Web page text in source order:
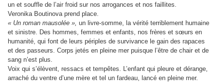
un et souffle de l’air froid sur nos arrogances et nos faillites.
Veronika Boutinova prend place.
« Un roman mausolée », un livre-somme, la vérité terriblement humaine
et sinistre. Des hommes, femmes et enfants, nos frères et sœurs en
humanité, qui font de leurs périples de survivance le gain des rapaces
et des passeurs. Corps jetés en pleine mer puisque l’être de chair et de
sang n’est plus.
Voix qui s’élèvent, ressacs et tempêtes. L’enfant qui pleure et dérange,
arraché du ventre d’une mère et tel un fardeau, lancé en pleine mer.